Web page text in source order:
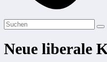
Neue liberale